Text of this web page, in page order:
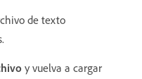
de texto
y vuelva a cargar